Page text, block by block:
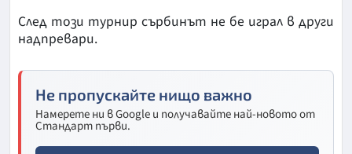
След този турнир сърбинът не бе играл в други
надпревари.
Не пропускайте нищо важно
Намерете ни в Google и получавайте най-новото от
Стандарт първи.